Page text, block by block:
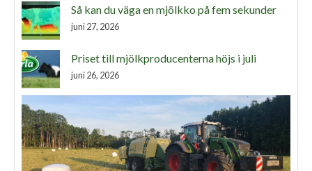
Så kan du väga en mjölkko på fem sekunder
juni 27, 2026
Priset till mjölkproducenterna höjs i juli
juni 26, 2026